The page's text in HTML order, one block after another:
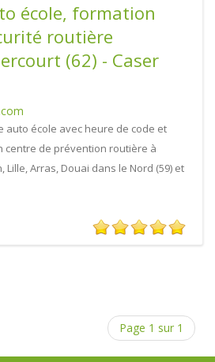
école, formation
routière
(62) - Caser
auto école avec heure de code et
centre de prévention routière à
Lille, Arras, Douai dans le Nord (59) et
Page 1 sur 1